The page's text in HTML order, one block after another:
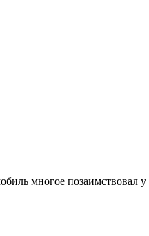
многое позаимствовал